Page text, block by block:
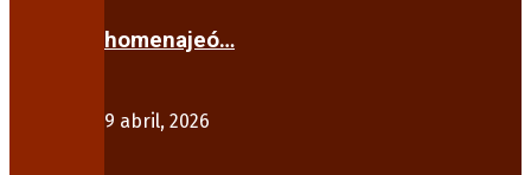
homenajeó…
9 abril, 2026